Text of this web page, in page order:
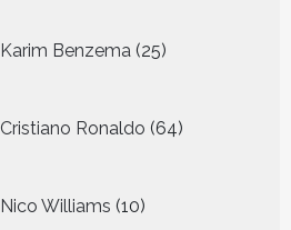
Karim Benzema 25
producten
Cristiano Ronaldo 64
producten
Nico Williams 10
producten